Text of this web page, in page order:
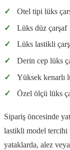
✓
Otel tipi lüks
✓
Lüks düz çarşaf
✓
Lüks lastikli
✓
Derin cep lüks
✓
Yüksek kenarlı
✓
Özel ölçü lüks
Sipariş öncesinde
lastikli model tercihi
yataklarda, alez